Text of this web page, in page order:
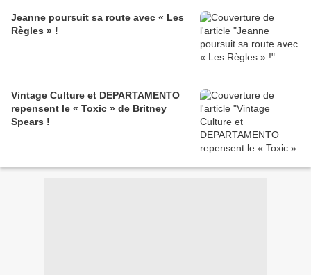
Jeanne poursuit sa route avec « Les
Règles » !
Vintage Culture et DEPARTAMENTO
repensent le « Toxic » de Britney
Spears !